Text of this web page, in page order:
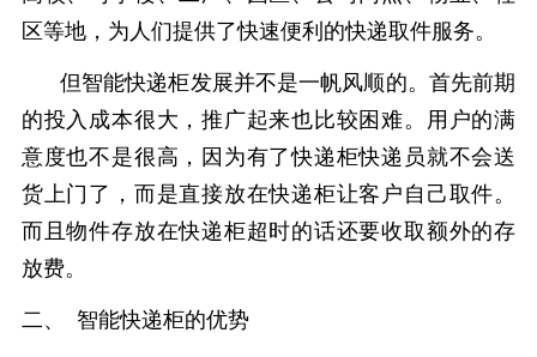
区等地，为人们提供了快速便利的快递取件服务。
但智能快递柜发展并不是一帆风顺的。首先前期
的投入成本很大，推广起来也比较困难。用户的满
意度也不是很高，因为有了快递柜快递员就不会送
货上门了，而是直接放在快递柜让客户自己取件。
而且物件存放在快递柜超时的话还要收取额外的存
放费。
二、 智能快递柜的优势